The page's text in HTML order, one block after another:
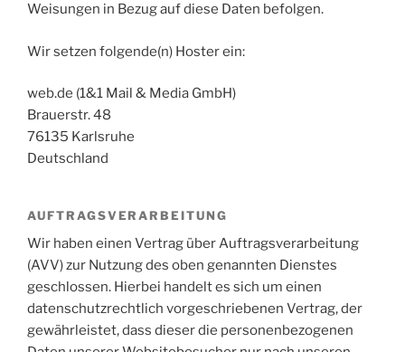
Weisungen in Bezug auf diese Daten befolgen.
Wir setzen folgende(n) Hoster ein:
web.de (1&1 Mail & Media GmbH)
Brauerstr. 48
76135 Karlsruhe
Deutschland
AUFTRAGSVERARBEITUNG
Wir haben einen Vertrag über Auftragsverarbeitung
(AVV) zur Nutzung des oben genannten Dienstes
geschlossen. Hierbei handelt es sich um einen
datenschutzrechtlich vorgeschriebenen Vertrag, der
gewährleistet, dass dieser die personenbezogenen